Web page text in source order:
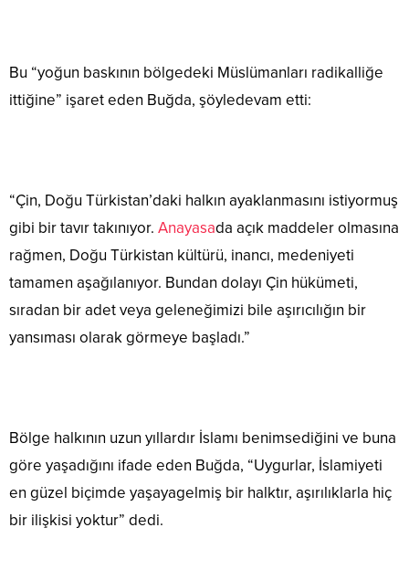
Bu “yoğun baskının bölgedeki Müslümanları radikalliğe
ittiğine” işaret eden Buğda, şöyledevam etti:
“Çin, Doğu Türkistan’daki halkın ayaklanmasını istiyormuş
gibi bir tavır takınıyor. Anayasada açık maddeler olmasına
rağmen, Doğu Türkistan kültürü, inancı, medeniyeti
tamamen aşağılanıyor. Bundan dolayı Çin hükümeti,
sıradan bir adet veya geleneğimizi bile aşırıcılığın bir
yansıması olarak görmeye başladı.”
Bölge halkının uzun yıllardır İslamı benimsediğini ve buna
göre yaşadığını ifade eden Buğda, “Uygurlar, İslamiyeti
en güzel biçimde yaşayagelmiş bir halktır, aşırılıklarla hiç
bir ilişkisi yoktur” dedi.